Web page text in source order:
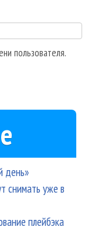
пользователя.
день»
снимать уже в
плейбэка